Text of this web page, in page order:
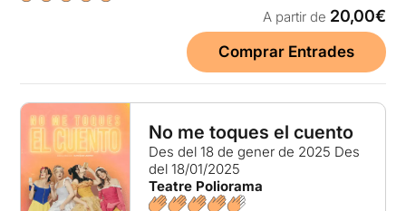
A partir de 20,00€
Comprar Entrades
No me toques el cuento
Des del 18 de gener de 2025 Des
del 18/01/2025
Teatre Poliorama